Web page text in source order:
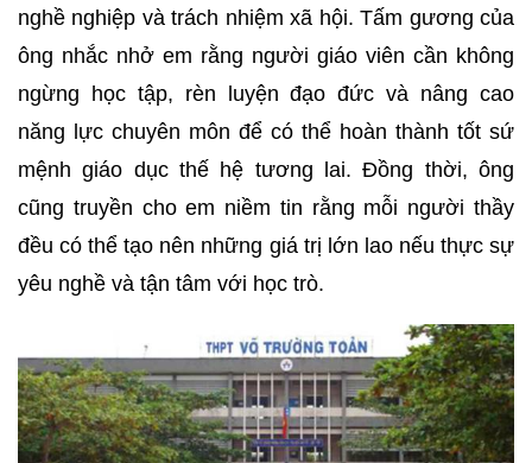
nghề nghiệp và trách nhiệm xã hội. Tấm gương của
ông nhắc nhở em rằng người giáo viên cần không
ngừng học tập, rèn luyện đạo đức và nâng cao
năng lực chuyên môn để có thể hoàn thành tốt sứ
mệnh giáo dục thế hệ tương lai. Đồng thời, ông
cũng truyền cho em niềm tin rằng mỗi người thầy
đều có thể tạo nên những giá trị lớn lao nếu thực sự
yêu nghề và tận tâm với học trò.